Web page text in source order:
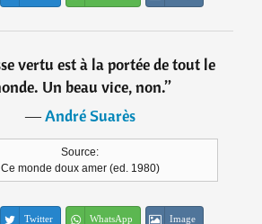
vertu est à la portée de tout le
Un beau vice, non.”
―André Suarès
Source:
Ce monde doux amer (ed. 1980)
Twitter WhatsApp Image